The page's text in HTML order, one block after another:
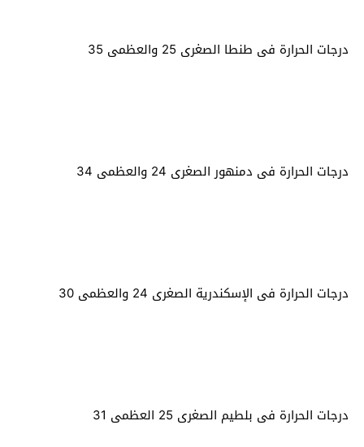
درجات الحرارة فى طنطا الصغرى 25 والعظمى 35
درجات الحرارة فى دمنهور الصغرى 24 والعظمى 34
درجات الحرارة فى الإسكندرية الصغرى 24 والعظمى 30
درجات الحرارة فى بلطيم الصغرى 25 العظمى 31